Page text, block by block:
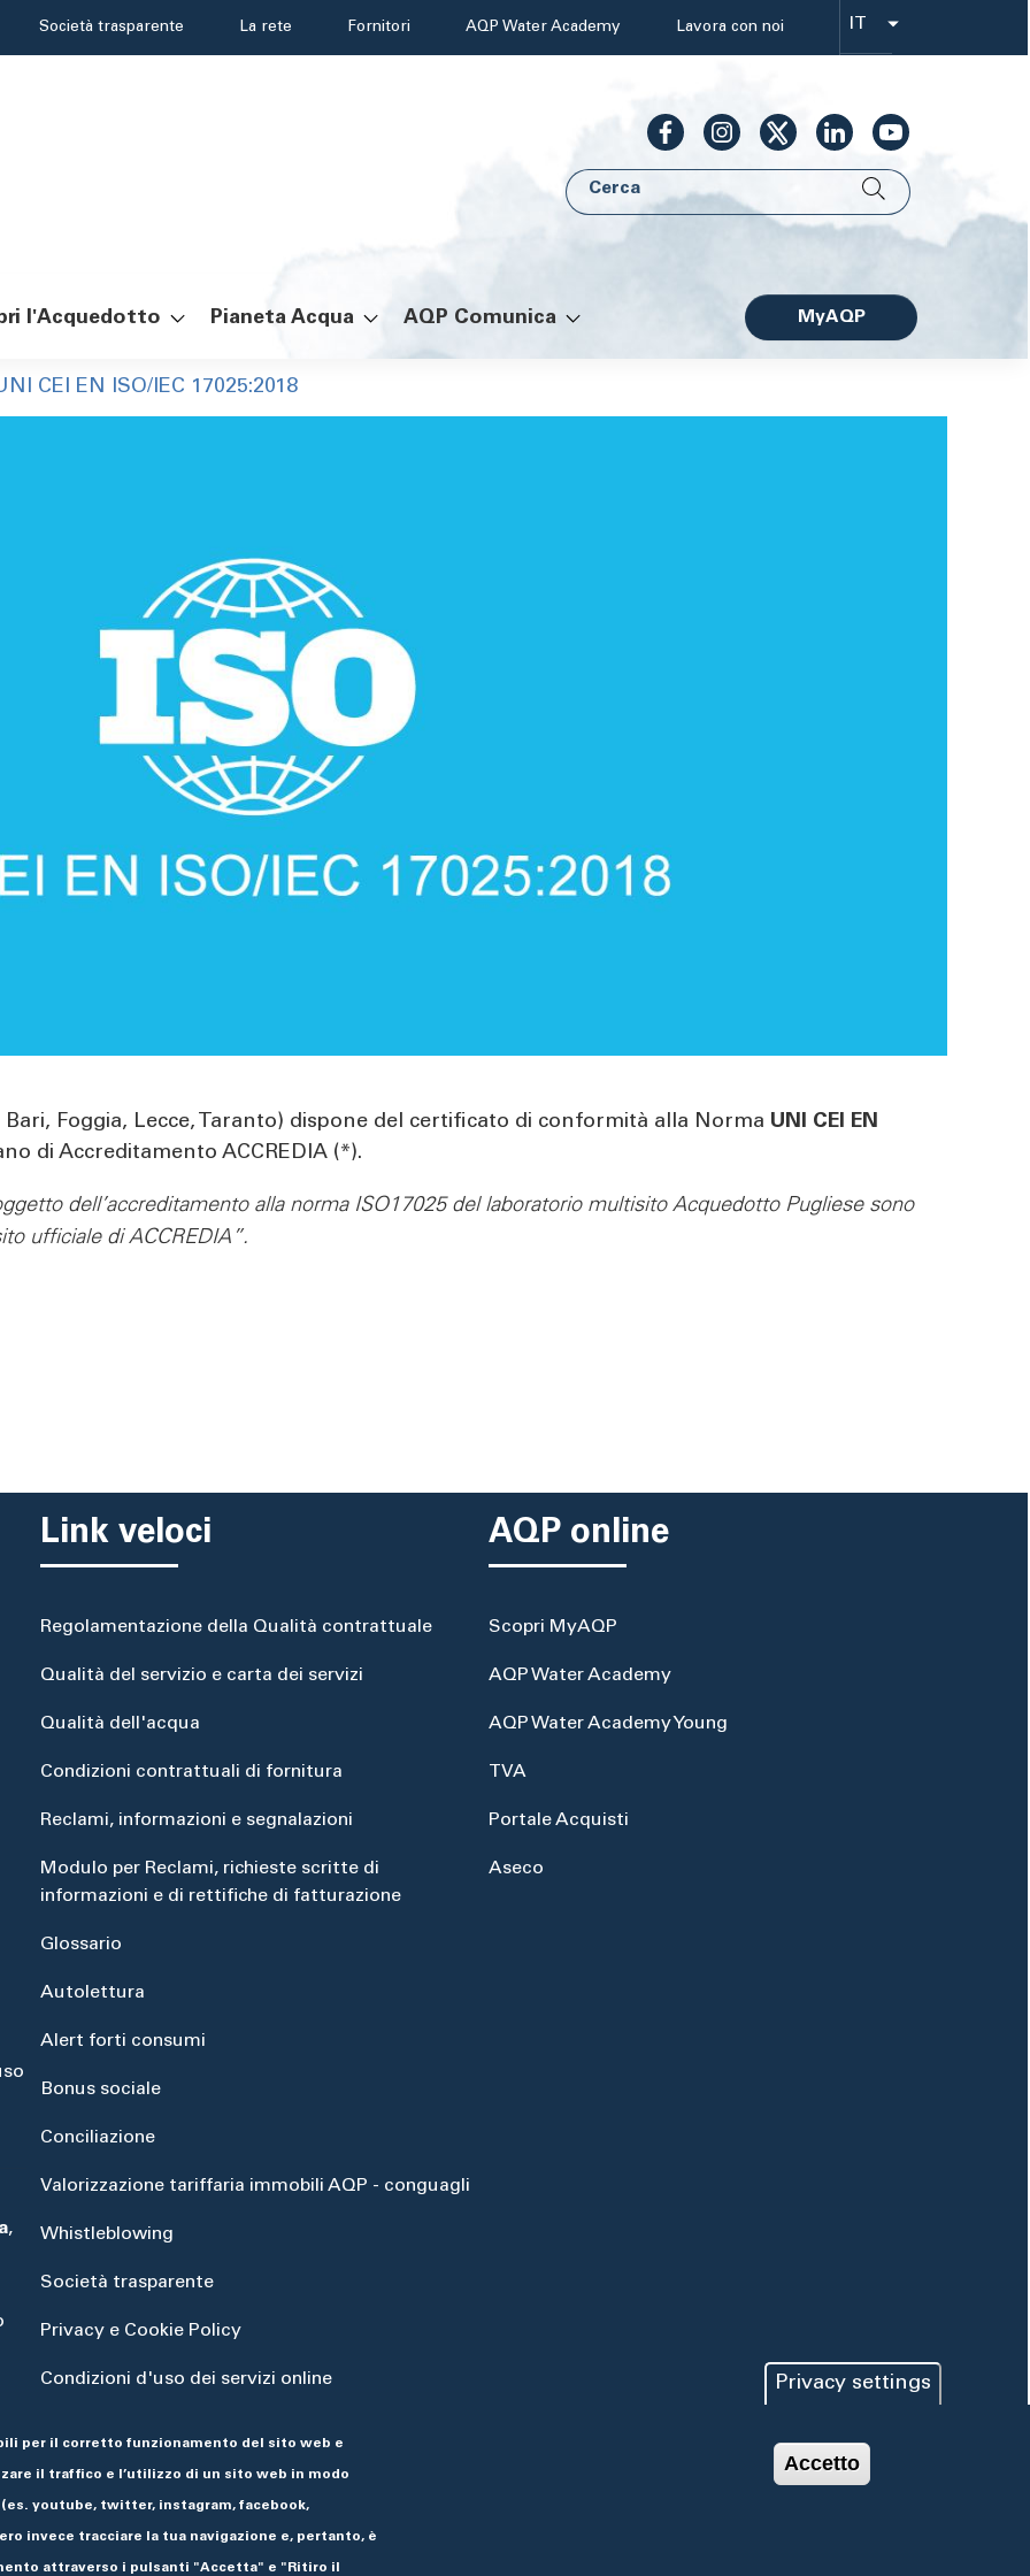
Società trasparente La rete Fornitori AQP Water Academy Lavora con noi
language
Cerca
l'Acquedotto Pianeta Acqua AQP Comunica
AQPMyAQP
CEI EN ISO/IEC 17025:2018
Foggia, Lecce, Taranto) dispone del certificato di conformità alla Norma UNI CEI EN
di Accreditamento ACCREDIA (*).
dell’accreditamento alla norma ISO17025 del laboratorio multisito Acquedotto Pugliese sono
ufficiale di ACCREDIA”.
,
Link veloci
Regolamentazione della Qualità contrattuale
Qualità del servizio e carta dei servizi
Qualità dell'acqua
Condizioni contrattuali di fornitura
Reclami, informazioni e segnalazioni
Modulo per Reclami, richieste scritte di
informazioni e di rettifiche di fatturazione
Glossario
Autolettura
Alert forti consumi
Bonus sociale
Conciliazione
Valorizzazione tariffaria immobili AQP - conguagli
Whistleblowing
Società trasparente
Privacy e Cookie Policy
Condizioni d'uso dei servizi online
AQP online
Scopri MyAQP
AQP Water Academy
AQP Water Academy Young
TVA
Portale Acquisti
Aseco
Privacy settings
per il corretto funzionamento del sito web e
il traffico e l’utilizzo di un sito web in modo
youtube, twitter, instagram, facebook,
invece tracciare la tua navigazione e, pertanto, è
attraverso i pulsanti "Accetta" e "Ritiro il
Accetto